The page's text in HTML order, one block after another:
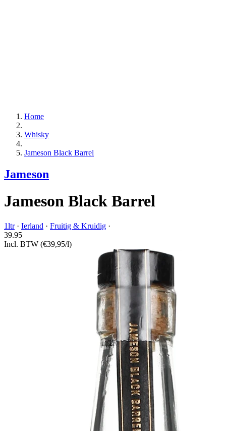
Home
Whisky
Jameson Black Barrel
Jameson
Jameson Black Barrel
1ltr· Ierland · Fruitig & Kruidig ·
39.95
Incl. BTW (€39,95/l)